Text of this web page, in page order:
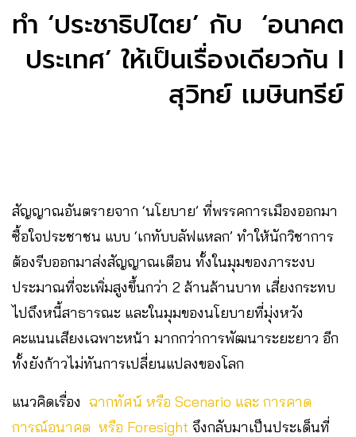
ทำ ‘ประชาธิปไตย’ กับ ‘อนาคต
ประเทศ’ ให้เป็นเรื่องเดียวกัน I
สุวิทย์ เมษินทรีย์
สัญญาณอันตรายจาก ‘นโยบาย’ ที่พรรคการเมืองออกมา
ซื้อใจประชาชน แบบ ‘เกทับบลัฟแหลก’ ทำให้นักวิชาการ
ต้องรีบออกมาส่งสัญญาณเตือน ทั้งในมุมของภาระงบ
ประมาณที่จะเพิ่มสูงขึ้นกว่า 2 ล้านล้านบาท เสี่ยงกระทบ
ไปถึงหนี้สาธารณะ และในมุมของนโยบายที่มุ่งหวัง
คะแนนเสียงเฉพาะหน้า มากกว่าการพัฒนาระยะยาว อีก
ทั้งยังก้าวไม่ทันการเปลี่ยนแปลงของโลก
แนวคิดเรื่อง ฉากทัศน์ หรือ Scenario และ การคาด
การณ์อนาคต หรือ Foresight จึงกลับมาเป็นประเด็นที่